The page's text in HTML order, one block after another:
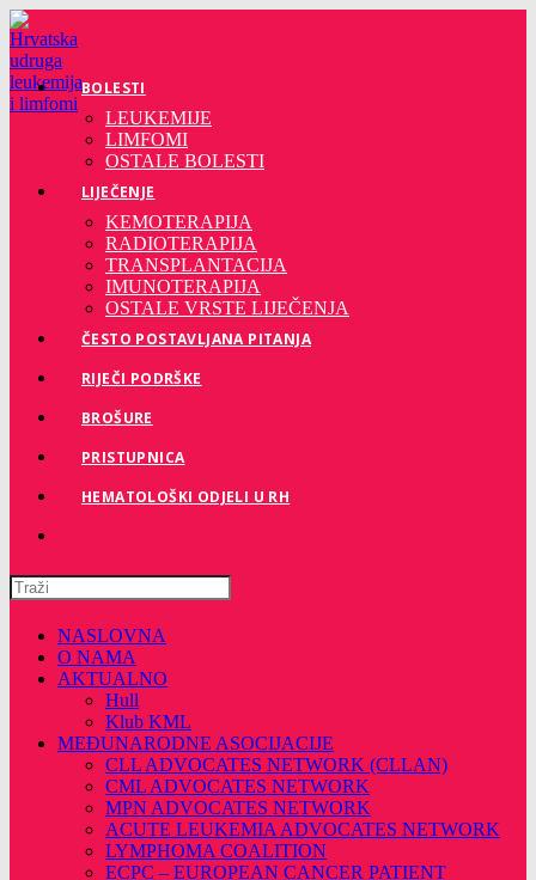
Preskoči
na
sadržaj
BOLESTI
LEUKEMIJE
LIMFOMI
OSTALE BOLESTI
LIJEČENJE
KEMOTERAPIJA
RADIOTERAPIJA
TRANSPLANTACIJA
IMUNOTERAPIJA
OSTALE VRSTE LIJEČENJA
ČESTO POSTAVLJANA PITANJA
RIJEČI PODRŠKE
BROŠURE
PRISTUPNICA
HEMATOLOŠKI ODJELI U RH
Pretražite
ovu
stranicu
NASLOVNA
O NAMA
AKTUALNO
Hull
Klub KML
MEĐUNARODNE ASOCIJACIJE
CLL ADVOCATES NETWORK (CLLAN)
CML ADVOCATES NETWORK
MPN ADVOCATES NETWORK
ACUTE LEUKEMIA ADVOCATES NETWORK
LYMPHOMA COALITION
ECPC – EUROPEAN CANCER PATIENT